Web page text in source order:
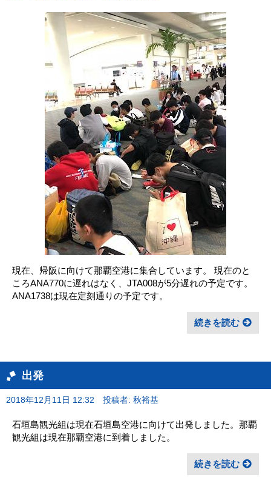
現在、帰阪に向けて那覇空港に集合しています。 現在のと
ころANA770に遅れはなく、JTA008が5分遅れの予定です。
ANA1738は現在定刻通りの予定です。
続きを読む
出発
2018年12月11日 12:32 投稿者: 秋裕基
石垣島観光組は現在石垣島空港に向けて出発しました。那覇
観光組は現在那覇空港に到着しました。
続きを読む